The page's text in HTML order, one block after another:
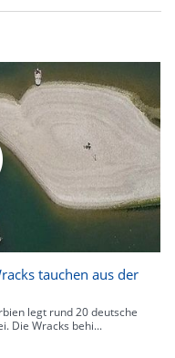
tauchen aus der
legt rund 20 deutsche
Die Wracks behi...